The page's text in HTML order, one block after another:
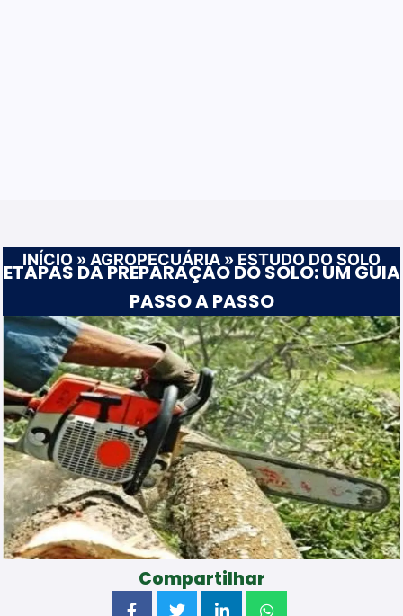
INÍCIO » AGROPECUÁRIA » ESTUDO DO SOLO
ETAPAS DA PREPARAÇÃO DO SOLO: UM GUIA
PASSO A PASSO
Compartilhar